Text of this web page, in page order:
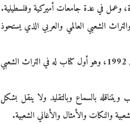
الشعبي العالمي والعربي الذي يستحوذ
ومن أبرز كتبه “قول يا طير” الذي رأى النور بالإنجليزية أولا في 1992، وهو أول كتاب له في التراث الشعبي
بالسماع وبالتقليد ولا ينقل بشكل
والنكات والأمثال والأغاني الشعبية.